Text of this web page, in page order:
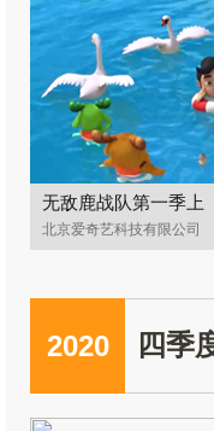
无敌鹿战队第一季上
北京爱奇艺科技有限公司
2020 四季